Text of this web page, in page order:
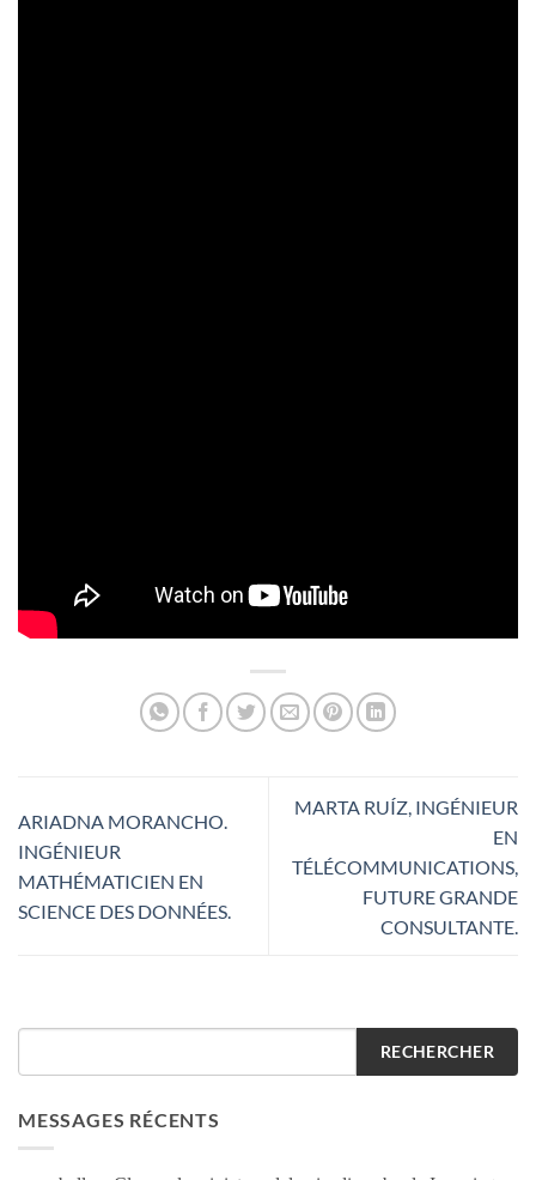
ARIADNA MORANCHO.
INGÉNIEUR
MATHÉMATICIEN EN
SCIENCE DES DONNÉES.
MARTA RUÍZ, INGÉNIEUR
EN
TÉLÉCOMMUNICATIONS,
FUTURE GRANDE
CONSULTANTE.
RECHERCHER
MESSAGES RÉCENTS